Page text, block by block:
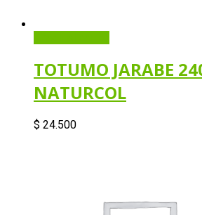
TOTUMO JARABE
NATURCOL
$ 24.500